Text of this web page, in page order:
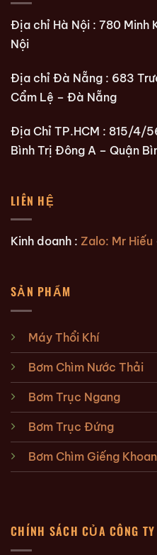
Địa chỉ Hà Nội : 780 Minh
Nội
Địa chỉ Đà Nẵng : 683
Cẩm Lệ – Đà Nẵng
Địa Chỉ TP.HCM : 815/4/
Bình Trị Đông A – Quận
LIÊN HỆ
Kinh doanh : Zalo: Mr Hiếu
SẢN PHẨM
Máy Thổi Khí
Bơm Chìm Nước Thải
Bơm Trục Ngang
Bơm Trục Đứng
Bơm Chìm Giếng Khoan
CHÍNH SÁCH CỦA CÔNG TY